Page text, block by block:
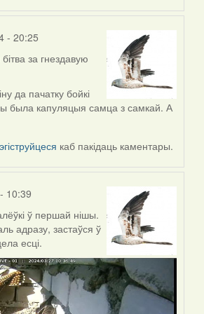
- 20:25
за гнездавую
да пачатку бойкі
была капуляцыя самца з самкай. А
каб пакідаць каментары.
10:39
ў першай нішы.
адразу, застаўся ў
есці.